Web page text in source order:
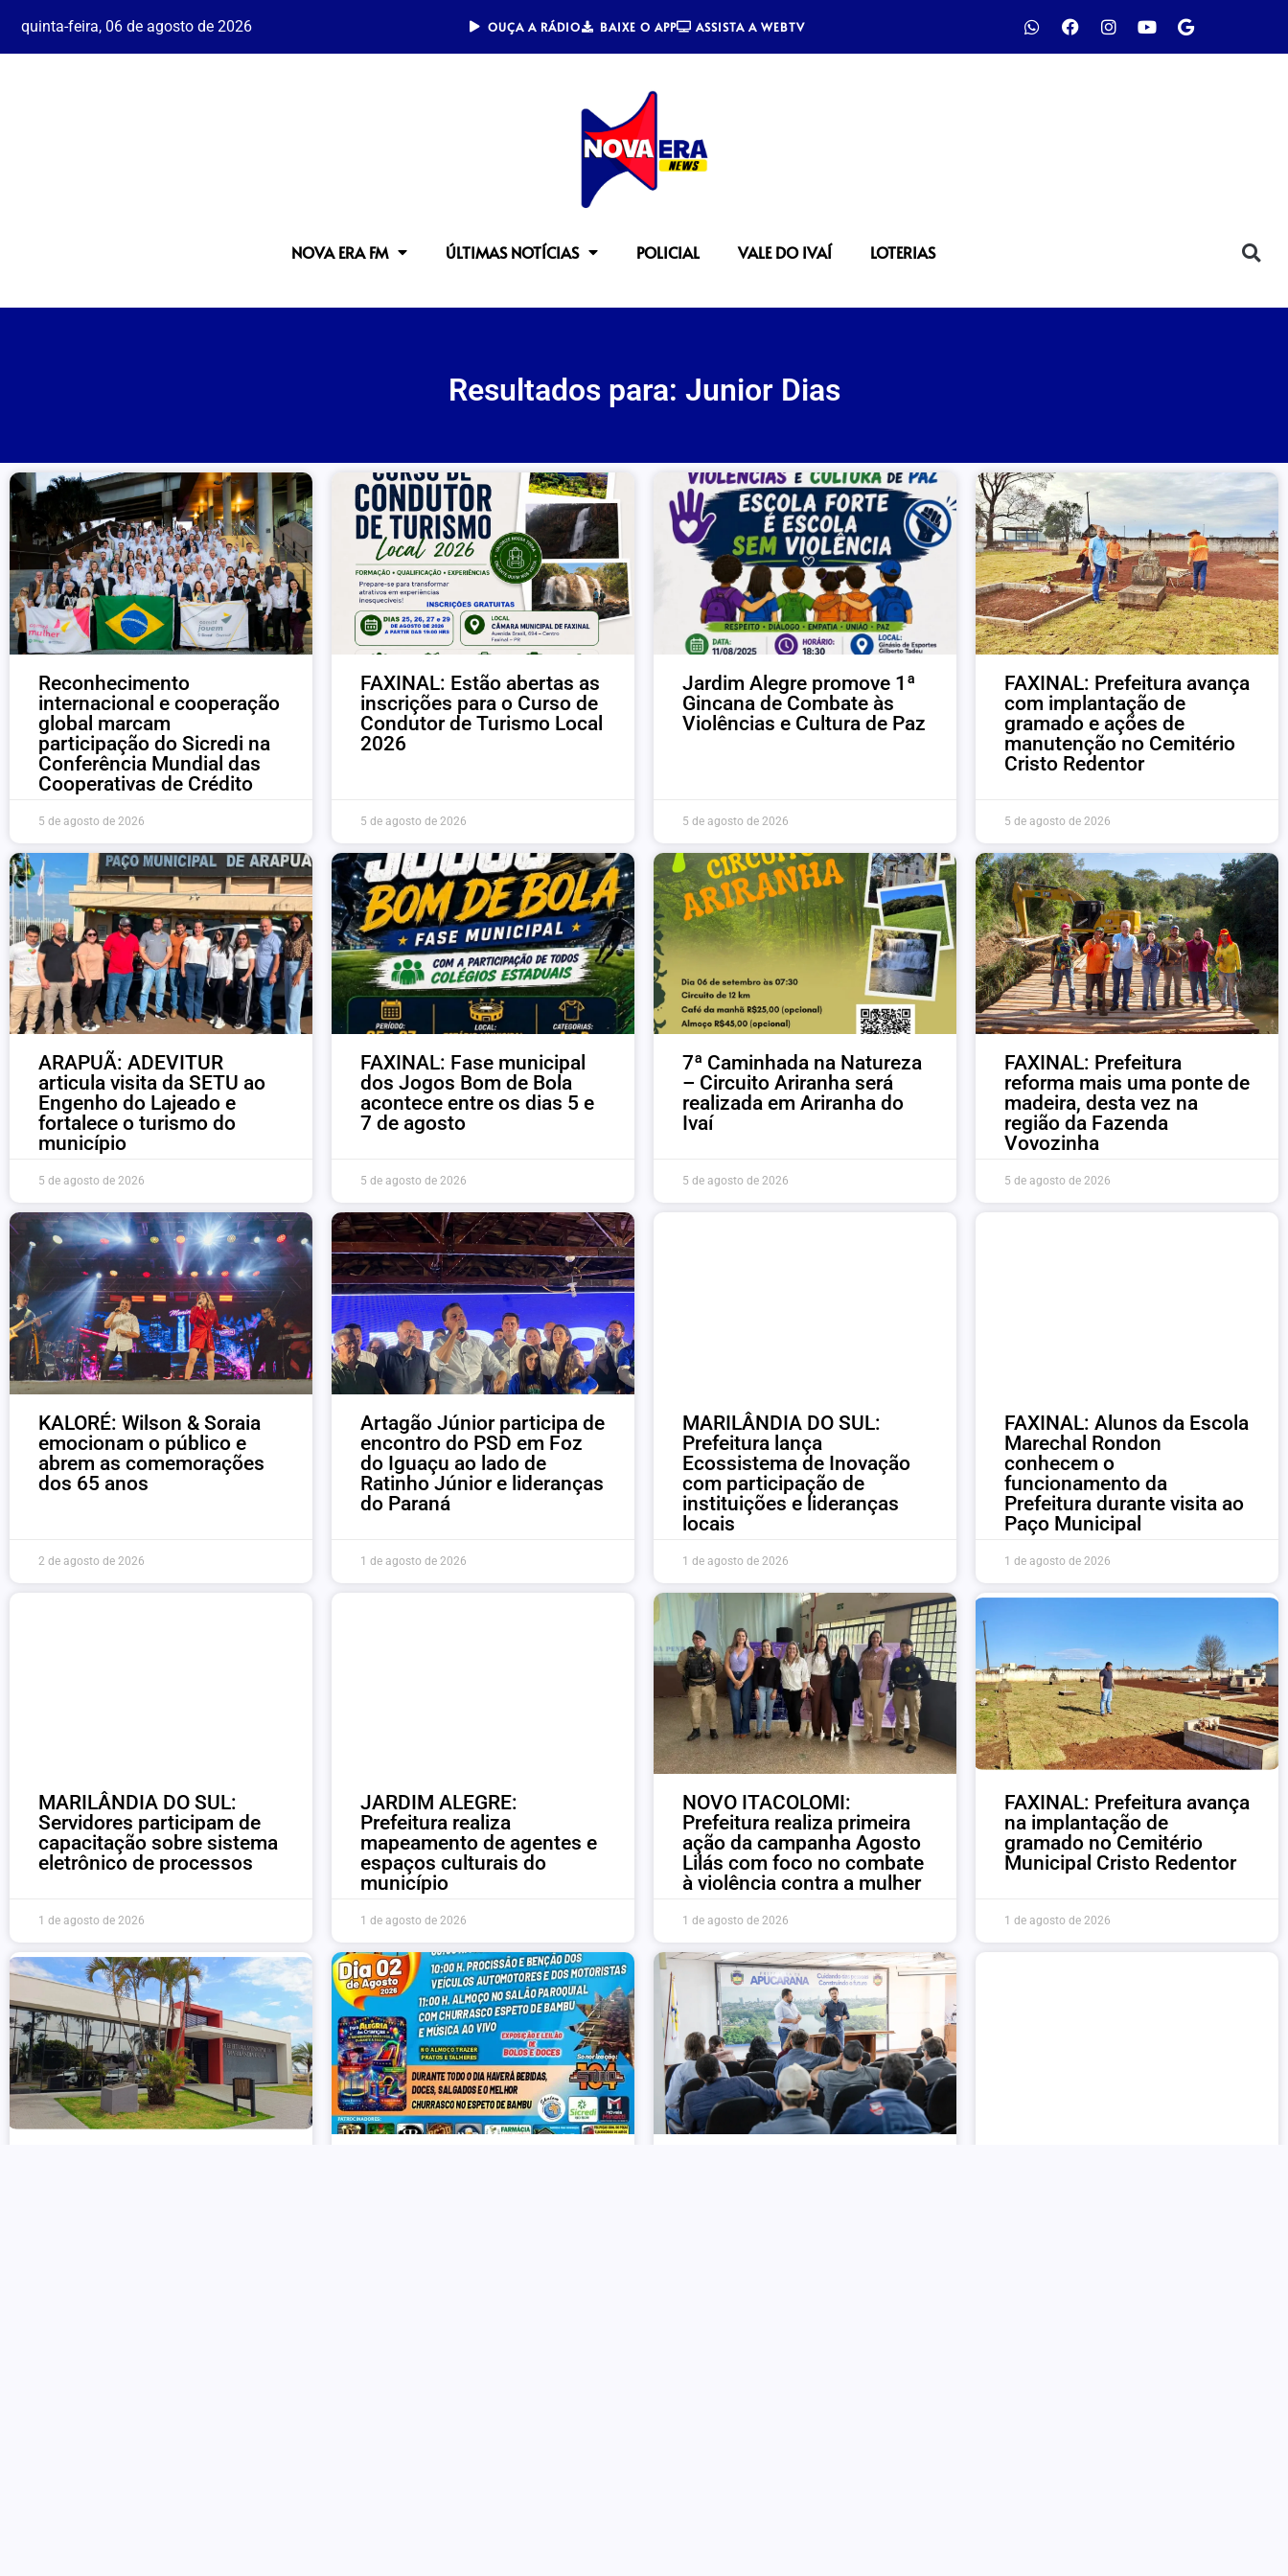
quinta-feira, 06 de agosto de 2026 OUÇA A RÁDIO BAIXE O APP ASSISTA A WEBTV
NOVA ERA FM ÚLTIMAS NOTÍCIAS POLICIAL VALE DO IVAÍ LOTERIAS
Resultados para: Junior Dias
Reconhecimento
internacional e cooperação
global marcam
participação do Sicredi na
Conferência Mundial das
Cooperativas de Crédito
5 de agosto de 2026
FAXINAL: Estão abertas as
inscrições para o Curso de
Condutor de Turismo Local
2026
5 de agosto de 2026
Jardim Alegre promove 1ª
Gincana de Combate às
Violências e Cultura de Paz
5 de agosto de 2026
FAXINAL: Prefeitura avança
com implantação de
gramado e ações de
manutenção no Cemitério
Cristo Redentor
5 de agosto de 2026
ARAPUÃ: ADEVITUR
articula visita da SETU ao
Engenho do Lajeado e
fortalece o turismo do
município
5 de agosto de 2026
FAXINAL: Fase municipal
dos Jogos Bom de Bola
acontece entre os dias 5 e
7 de agosto
5 de agosto de 2026
7ª Caminhada na Natureza
– Circuito Ariranha será
realizada em Ariranha do
Ivaí
5 de agosto de 2026
FAXINAL: Prefeitura
reforma mais uma ponte de
madeira, desta vez na
região da Fazenda
Vovozinha
5 de agosto de 2026
KALORÉ: Wilson & Soraia
emocionam o público e
abrem as comemorações
dos 65 anos
2 de agosto de 2026
Artagão Júnior participa de
encontro do PSD em Foz
do Iguaçu ao lado de
Ratinho Júnior e lideranças
do Paraná
1 de agosto de 2026
MARILÂNDIA DO SUL:
Prefeitura lança
Ecossistema de Inovação
com participação de
instituições e lideranças
locais
1 de agosto de 2026
FAXINAL: Alunos da Escola
Marechal Rondon
conhecem o
funcionamento da
Prefeitura durante visita ao
Paço Municipal
1 de agosto de 2026
MARILÂNDIA DO SUL:
Servidores participam de
capacitação sobre sistema
eletrônico de processos
1 de agosto de 2026
JARDIM ALEGRE:
Prefeitura realiza
mapeamento de agentes e
espaços culturais do
município
1 de agosto de 2026
NOVO ITACOLOMI:
Prefeitura realiza primeira
ação da campanha Agosto
Lilás com foco no combate
à violência contra a mulher
1 de agosto de 2026
FAXINAL: Prefeitura avança
na implantação de
gramado no Cemitério
Municipal Cristo Redentor
1 de agosto de 2026